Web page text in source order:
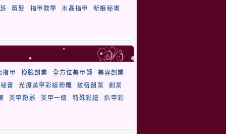
剪髮 指甲教學 水晶指甲 新娘秘書
指甲 挽臉創業 全方位美甲師
美容創業
祕書
光療美甲彩繪粉雕 紋唇創業
創業
美甲粉雕 美甲一級 特殊彩繪 指甲彩